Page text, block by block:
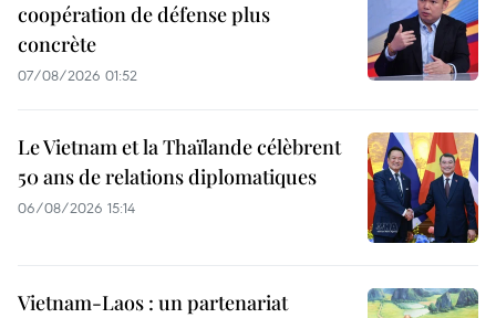
coopération de défense plus
concrète
07/08/2026 01:52
Le Vietnam et la Thaïlande célèbrent
50 ans de relations diplomatiques
06/08/2026 15:14
Vietnam-Laos : un partenariat